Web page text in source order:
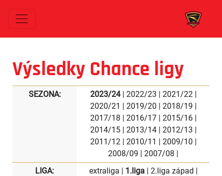
Výsledky Chance ligy
SEZONA: 2023/24| 2022/23 | 2021/22|
2020/21 | 2019/20 | 2018/19 |
2017/18 | 2016/17| 2015/16|
2014/15| 2013/14| 2012/13 |
2011/12| 2010/11 | 2009/10 |
2008/09 | 2007/08 |
LIGA:
extraliga | 1.liga| 2.liga západ |